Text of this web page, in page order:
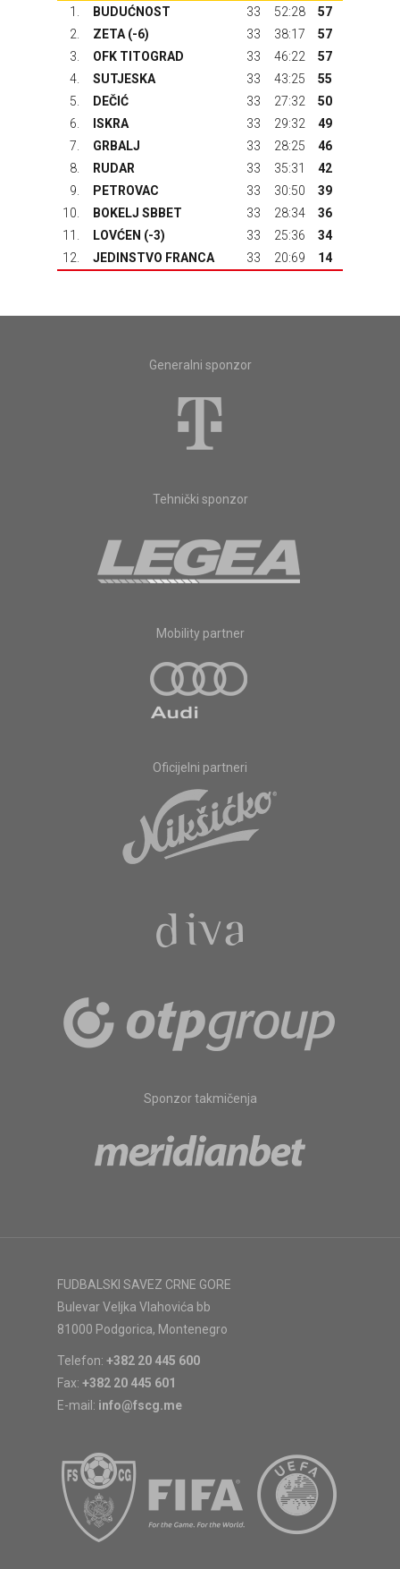
1. BUDUĆNOST 33 52:28
57
2.
ZETA (-6) 33 38:17
57
3.
OFK TITOGRAD 33 46:22
57
4.
SUTJESKA 33 43:25
55
5.
DEČIĆ 33 27:32
50
6.
ISKRA 33 29:32
49
7.
GRBALJ 33 28:25
46
8.
RUDAR 33 35:31
42
9.
PETROVAC 33 30:50
39
10.
BOKELJ SBBET 33 28:34
36
11.
LOVĆEN (-3) 33 25:36
34
12.
JEDINSTVO FRANCA 33 20:69 14
Generalni sponzor
Tehnički sponzor
Mobility partner
Oficijelni partneri
Sponzor takmičenja
FUDBALSKI SAVEZ CRNE GORE
Bulevar Veljka Vlahovića bb
81000 Podgorica, Montenegro
Telefon: +382 20 445 600
Fax: +382 20 445 601
E-mail: info@fscg.me